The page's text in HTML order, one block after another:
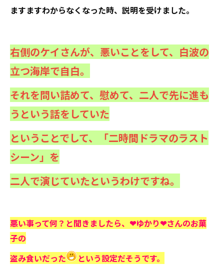
ますますわからなくなった時、説明を受けました。
右側のケイさんが、悪いことをして、白波の
立つ海岸で自白。
それを問い詰めて、慰めて、二人で先に進も
うという話をしていた
ということでして、「二時間ドラマのラスト
シーン」を
二人で演じていたというわけですね。
悪い事って何？と聞きましたら、❤ゆかり❤さんのお菓
子の
盗み食いだった
という設定だそうです。